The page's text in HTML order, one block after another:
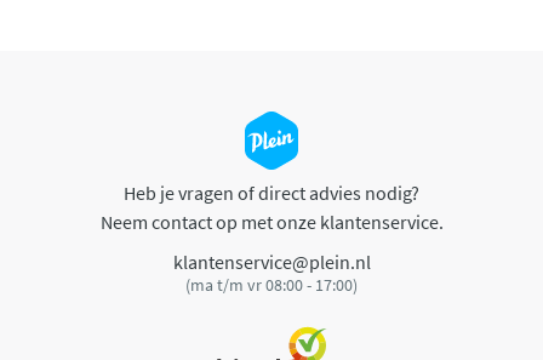
Heb je vragen of direct advies nodig?
Neem contact op met onze klantenservice.
klantenservice@plein.nl
(ma t/m vr 08:00 - 17:00)